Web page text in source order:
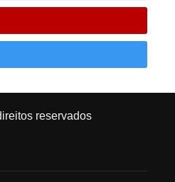
reservados